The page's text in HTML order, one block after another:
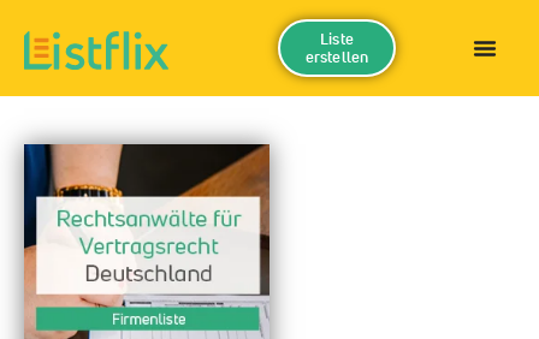
Liste
erstellen